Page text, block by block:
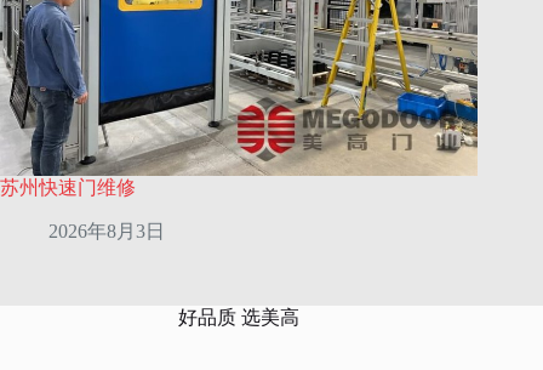
苏州快速门维修
2026年8月3日
好品质 选美高